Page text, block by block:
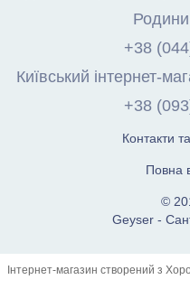
+38
Київський інтернет-
+38
Контакти
Повна
©
Geyser -
Інтернет-магазин створений з